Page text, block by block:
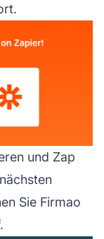
und Zap
Sie Firmao